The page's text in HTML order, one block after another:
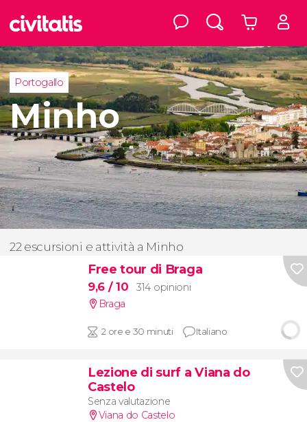
Portogallo
Minho
22 escursioni e attività a Minho
Free tour di Braga
9,6 / 10
314 opinioni
Braga
2 ore e 30 minuti Italiano
Lezione di surf a Viana do
Castelo
Senza valutazione
Viana do Castelo